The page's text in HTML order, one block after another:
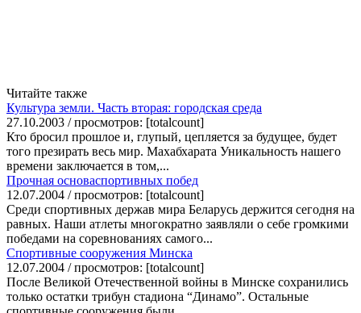
Читайте также
Культура земли. Часть вторая: городская среда
27.10.2003 / просмотров: [totalcount]
Кто бросил прошлое и, глупый, цепляется за будущее, будет
того презирать весь мир. Махабхарата Уникальность нашего
времени заключается в том,...
Прочная основаспортивных побед
12.07.2004 / просмотров: [totalcount]
Среди спортивных держав мира Беларусь держится сегодня на
равных. Наши атлеты многократно заявляли о себе громкими
победами на соревнованиях самого...
Спортивные сооружения Минска
12.07.2004 / просмотров: [totalcount]
После Великой Отечественной войны в Минске сохранились
только остатки трибун стадиона “Динамо”. Остальные